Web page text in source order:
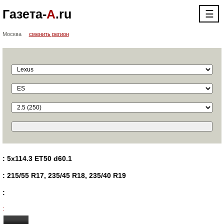
Газета-А.ru ☰
Москва сменить регион
: 5x114.3 ET50 d60.1
: 215/55 R17, 235/45 R18, 235/40 R19
:
: